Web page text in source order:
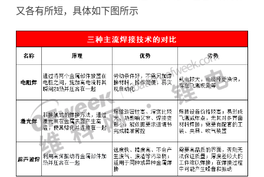
又各有所短，具体如下图所示